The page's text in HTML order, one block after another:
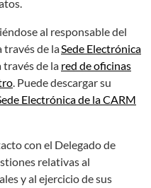
al responsable del
de laSede Electrónica
través de la red de oficinas
. Puede descargar su
Electrónica de la CARM
con el Delegado de
relativas al
y al ejercicio de sus